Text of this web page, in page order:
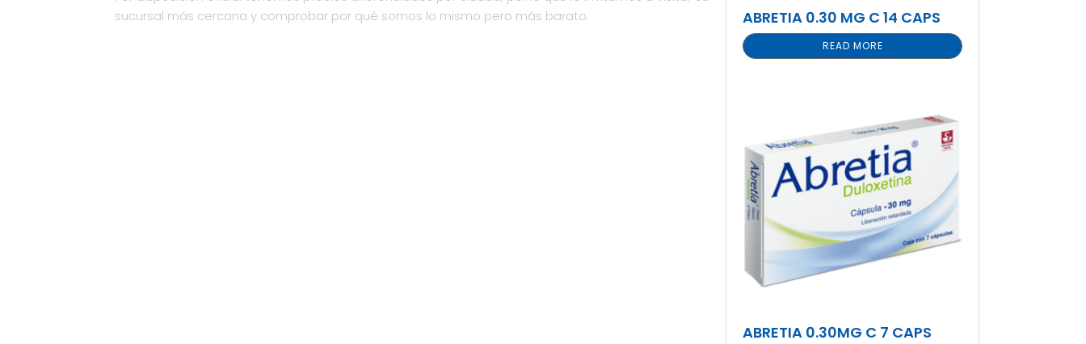
sucursal más cercana y comprobar por qué somos lo mismo pero más barato.
ABRETIA 0.30 MG C 14 CAPS
READ MORE
ABRETIA 0.30MG C 7 CAPS